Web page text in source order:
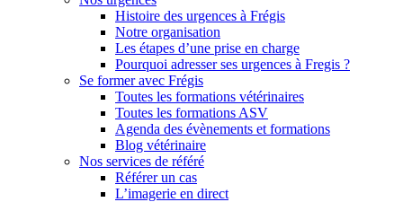
Histoire des urgences à Frégis
Notre organisation
Les étapes d’une prise en charge
Pourquoi adresser ses urgences à Fregis ?
Se former avec Frégis
Toutes les formations vétérinaires
Toutes les formations ASV
Agenda des évènements et formations
Blog vétérinaire
Nos services de référé
Référer un cas
L’imagerie en direct